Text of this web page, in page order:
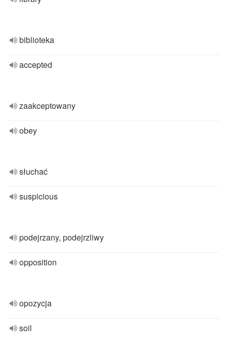
biblioteka
accepted
zaakceptowany
obey
słuchać
suspicious
podejrzany, podejrzliwy
opposition
opozycja
soil